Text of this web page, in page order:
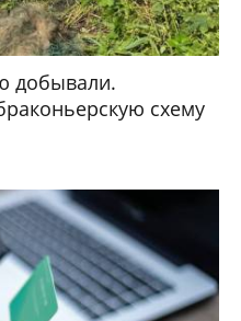
добывали.
схему